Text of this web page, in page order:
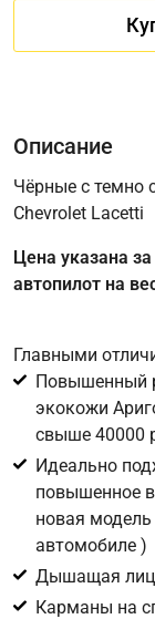
Имя
Соглашение об
Для
персональных
в поле ниже
Цифра с
Описание
Чёрные с темно
Chevrolet Lacetti
Цена указана
автопилот на
Главными
Повышенный
экокожи
свыше 40000
Идеально
повышенное
новая
автомобиле )
Дышащая
Карманы на